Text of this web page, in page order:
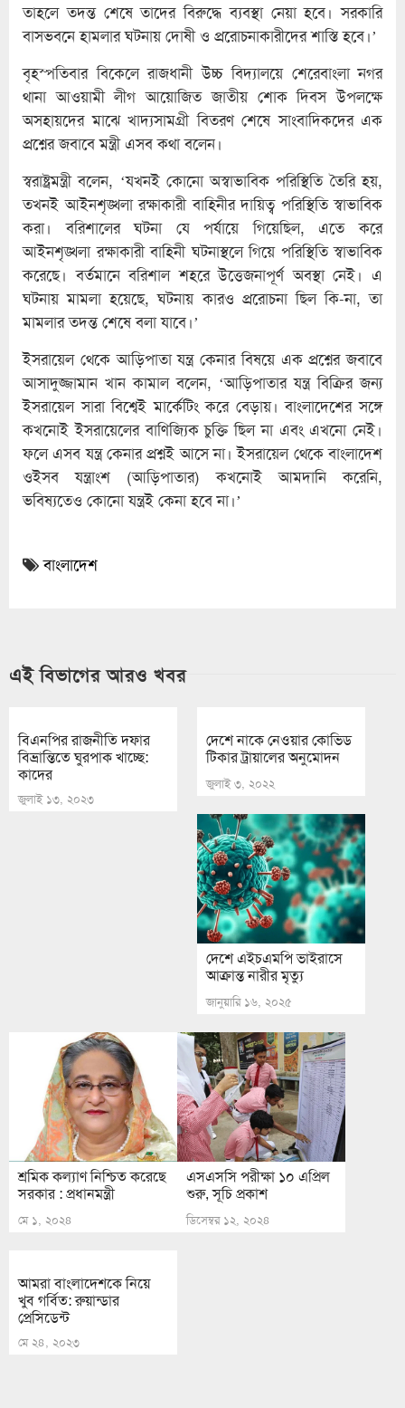
তাহলে তদন্ত শেষে তাদের বিরুদ্ধে ব্যবস্থা নেয়া হবে। সরকারি
বাসভবনে হামলার ঘটনায় দোষী ও প্ররোচনাকারীদের শাস্তি হবে।’
বৃহস্পতিবার বিকেলে রাজধানী উচ্চ বিদ্যালয়ে শেরেবাংলা নগর
থানা আওয়ামী লীগ আয়োজিত জাতীয় শোক দিবস উপলক্ষে
অসহায়দের মাঝে খাদ্যসামগ্রী বিতরণ শেষে সাংবাদিকদের এক
প্রশ্নের জবাবে মন্ত্রী এসব কথা বলেন।
স্বরাষ্ট্রমন্ত্রী বলেন, ‘যখনই কোনো অস্বাভাবিক পরিস্থিতি তৈরি হয়,
তখনই আইনশৃঙ্খলা রক্ষাকারী বাহিনীর দায়িত্ব পরিস্থিতি স্বাভাবিক
করা। বরিশালের ঘটনা যে পর্যায়ে গিয়েছিল, এতে করে
আইনশৃঙ্খলা রক্ষাকারী বাহিনী ঘটনাস্থলে গিয়ে পরিস্থিতি স্বাভাবিক
করেছে। বর্তমানে বরিশাল শহরে উত্তেজনাপূর্ণ অবস্থা নেই। এ
ঘটনায় মামলা হয়েছে, ঘটনায় কারও প্ররোচনা ছিল কি-না, তা
মামলার তদন্ত শেষে বলা যাবে।’
ইসরায়েল থেকে আড়িপাতা যন্ত্র কেনার বিষয়ে এক প্রশ্নের জবাবে
আসাদুজ্জামান খান কামাল বলেন, ‘আড়িপাতার যন্ত্র বিক্রির জন্য
ইসরায়েল সারা বিশ্বেই মার্কেটিং করে বেড়ায়। বাংলাদেশের সঙ্গে
কখনোই ইসরায়েলের বাণিজ্যিক চুক্তি ছিল না এবং এখনো নেই।
ফলে এসব যন্ত্র কেনার প্রশ্নই আসে না। ইসরায়েল থেকে বাংলাদেশ
ওইসব যন্ত্রাংশ (আড়িপাতার) কখনোই আমদানি করেনি,
ভবিষ্যতেও কোনো যন্ত্রই কেনা হবে না।’
বাংলাদেশ
এই বিভাগের আরও খবর
বিএনপির রাজনীতি দফার
বিভ্রান্তিতে ঘুরপাক খাচ্ছে:
কাদের
জুলাই ১৩, ২০২৩
দেশে নাকে নেওয়ার কোভিড
টিকার ট্রায়ালের অনুমোদন
জুলাই ৩, ২০২২
দেশে এইচএমপি ভাইরাসে
আক্রান্ত নারীর মৃত্যু
জানুয়ারি ১৬, ২০২৫
শ্রমিক কল্যাণ নিশ্চিত করেছে
সরকার : প্রধানমন্ত্রী
মে ১, ২০২৪
এসএসসি পরীক্ষা ১০ এপ্রিল
শুরু, সূচি প্রকাশ
ডিসেম্বর ১২, ২০২৪
আমরা বাংলাদেশকে নিয়ে
খুব গর্বিত: রুয়ান্ডার
প্রেসিডেন্ট
মে ২৪, ২০২৩